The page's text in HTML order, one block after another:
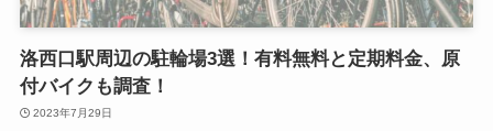
洛西口駅周辺の駐輪場3選！有料無料と定期料金、原
付バイクも調査！
2023年7月29日